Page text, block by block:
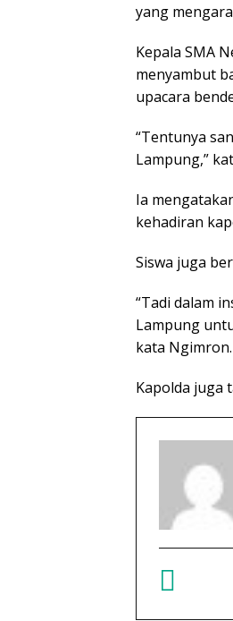
yang
Kepala SMA
menyambut
upacara
“Tentunya
Lampung,”
Ia
kehadiran
Siswa juga
“Tadi dalam
Lampung
kata Ngimron.
Kapolda juga